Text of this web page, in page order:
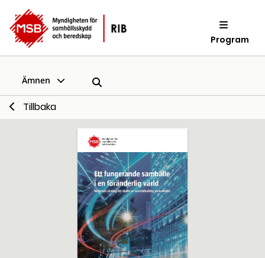
Program
Ämnen
Tillbaka